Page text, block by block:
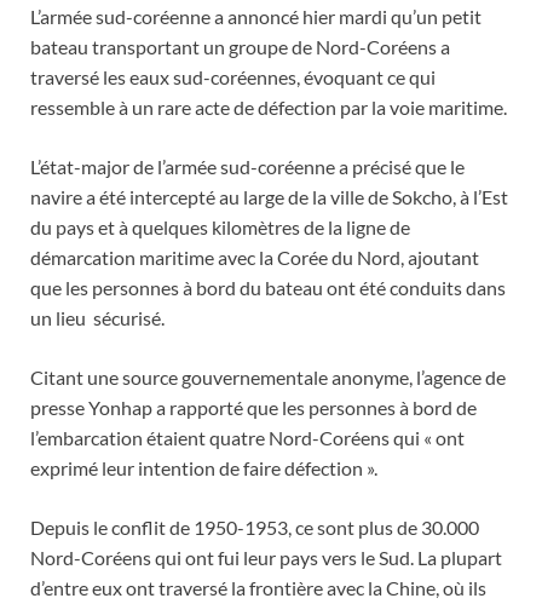
L’armée sud-coréenne a annoncé hier mardi qu’un petit
bateau transportant un groupe de Nord-Coréens a
traversé les eaux sud-coréennes, évoquant ce qui
ressemble à un rare acte de défection par la voie maritime.
L’état-major de l’armée sud-coréenne a précisé que le
navire a été intercepté au large de la ville de Sokcho, à l’Est
du pays et à quelques kilomètres de la ligne de
démarcation maritime avec la Corée du Nord, ajoutant
que les personnes à bord du bateau ont été conduits dans
un lieu sécurisé.
Citant une source gouvernementale anonyme, l’agence de
presse Yonhap a rapporté que les personnes à bord de
l’embarcation étaient quatre Nord-Coréens qui « ont
exprimé leur intention de faire défection ».
Depuis le conflit de 1950-1953, ce sont plus de 30.000
Nord-Coréens qui ont fui leur pays vers le Sud. La plupart
d’entre eux ont traversé la frontière avec la Chine, où ils